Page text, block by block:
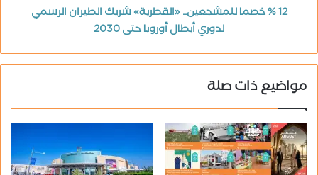
12 % خصما للمشجعين.. «القطرية» شريك الطيران الرسمي
لدوري أبطال أوروبا حتى 2030
مواضيع ذات صلة